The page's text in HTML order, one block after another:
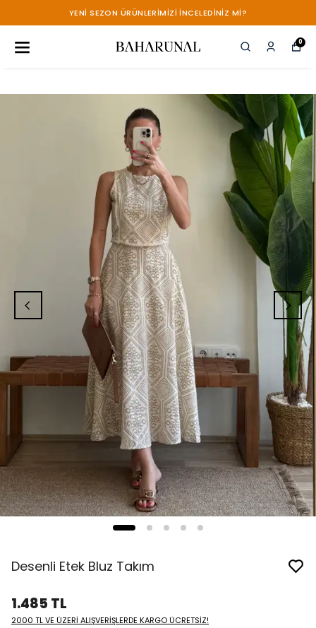
YENİ SEZON ÜRÜNLERİMİZİ İNCELEDİNİZ Mİ?
0
Desenli Etek Bluz Takım
1.485 TL
2000 TL VE ÜZERİ ALIŞVERİŞLERDE KARGO ÜCRETSİZ!